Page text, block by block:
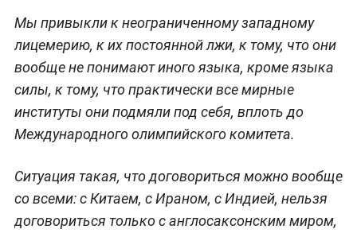
Мы привыкли к неограниченному западному
лицемерию, к их постоянной лжи, к тому, что они
вообще не понимают иного языка, кроме языка
силы, к тому, что практически все мирные
институты они подмяли под себя, вплоть до
Международного олимпийского комитета.
Ситуация такая, что договориться можно вообще
со всеми: с Китаем, с Ираном, с Индией, нельзя
договориться только с англосаксонским миром,